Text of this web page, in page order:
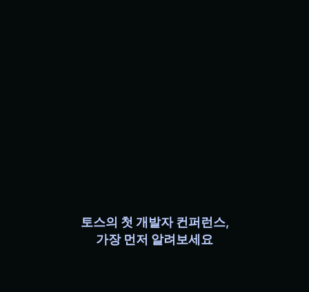
토스의 첫 개발자 컨퍼런스,
가장 먼저 알려보세요